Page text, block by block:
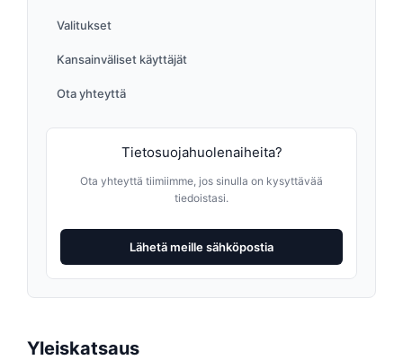
Valitukset
Kansainväliset käyttäjät
Ota yhteyttä
Tietosuojahuolenaiheita?
Ota yhteyttä tiimiimme, jos sinulla on kysyttävää
tiedoistasi.
Lähetä meille sähköpostia
Yleiskatsaus